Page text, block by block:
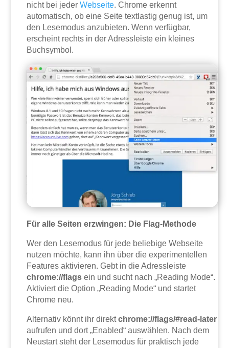
nicht bei jederWebseite. Chrome erkennt
automatisch, ob eine Seite textlastig genug ist, um
den Lesemodus anzubieten. Wenn verfügbar,
erscheint rechts in der Adressleiste ein kleines
Buchsymbol.
Für alle Seiten erzwingen: Die Flag-Methode
Wer den Lesemodus für jede beliebige Webseite
nutzen möchte, kann ihn über die experimentellen
Features aktivieren. Gebt in die Adressleiste
chrome://flags ein und sucht nach „Reading Mode“.
Aktiviert die Option „Reading Mode“ und startet
Chrome neu.
Alternativ könnt ihr direktchrome://flags/#read-later
aufrufen und dort „Enabled“ auswählen. Nach dem
Neustart steht der Lesemodus für praktisch jede